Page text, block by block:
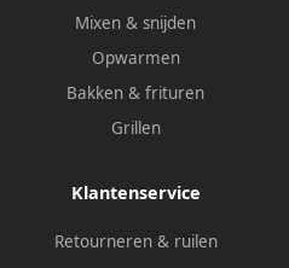
Mixen & snijden
Opwarmen
Bakken & frituren
Grillen
Klantenservice
Retourneren & ruilen